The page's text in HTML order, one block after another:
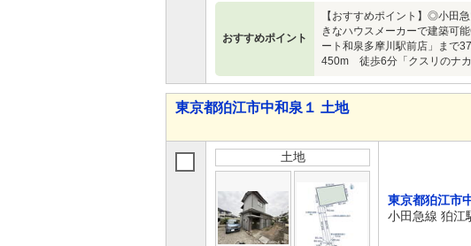
おすすめポイント
【おすすめポイント】◎小田
きなハウスメーカーで建築可
ート和泉多摩川駅前店」まで
450m 徒歩6分「クスリのナ
東京都狛江市中和泉１ 土地
土地
東京都狛江市
小田急線 狛江